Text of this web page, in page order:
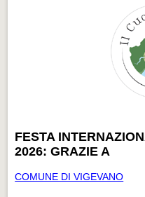
FESTA
2026: GRAZIE A
COMUNE DI VIGEVANO